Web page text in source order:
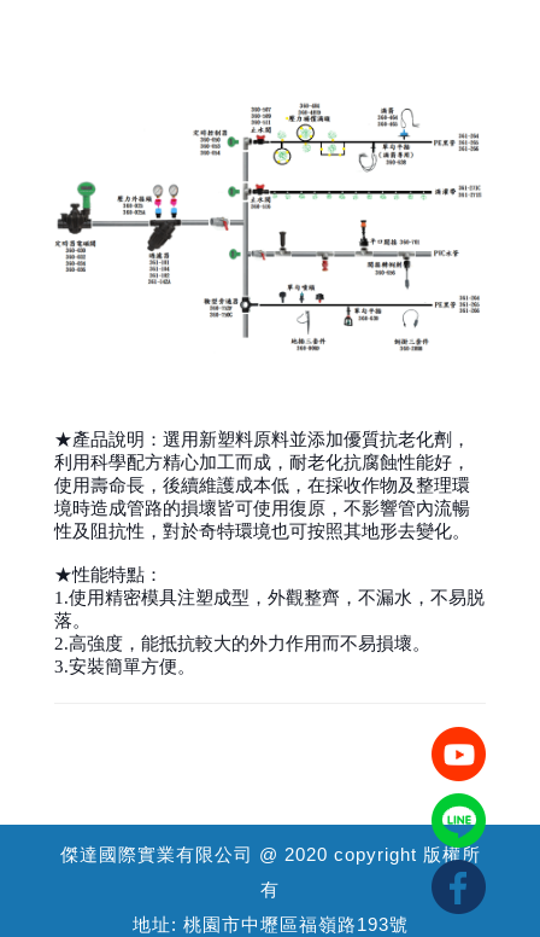
★產品說明：選用新塑料原料並添加優質抗老化劑，
利用科學配方精心加工而成，耐老化抗腐蝕性能好，
使用壽命長，後續維護成本低，在採收作物及整理環
境時造成管路的損壞皆可使用復原，不影響管內流暢
性及阻抗性，對於奇特環境也可按照其地形去變化。
★性能特點：
1.使用精密模具注塑成型，外觀整齊，不漏水，不易脱
落。
2.高強度，能抵抗較大的外力作用而不易損壞。
3.安裝簡單方便。
傑達國際實業有限公司 @ 2020 copyright 版權所
有
地址: 桃園市中壢區福嶺路193號